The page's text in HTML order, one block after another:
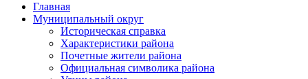
Главная
Муниципальный округ
Историческая справка
Характеристики района
Почетные жители района
Официальная символика района